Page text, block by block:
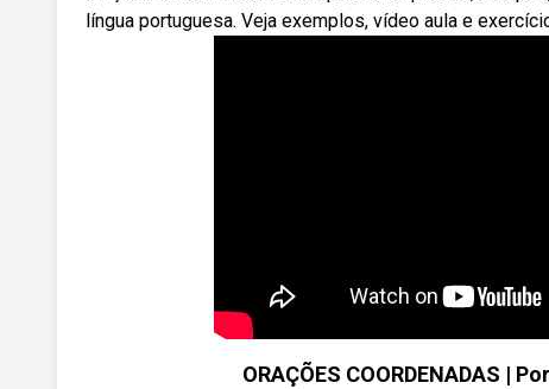
língua portuguesa. Veja exemplos, vídeo aula e
ORAÇÕES COORDENADAS |